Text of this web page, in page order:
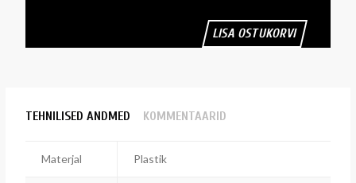
LISA OSTUKORVI
TEHNILISED ANDMED KOMMENTAARID
Materjal Plastik